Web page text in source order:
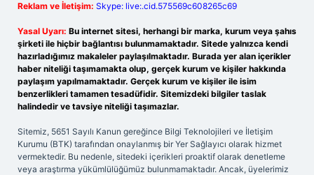
Reklam ve İletişim: Skype: live:.cid.575569c608265c69
Yasal Uyarı: Bu internet sitesi, herhangi bir marka, kurum veya şahıs
şirketi ile hiçbir bağlantısı bulunmamaktadır. Sitede yalnızca kendi
hazırladığımız makaleler paylaşılmaktadır. Burada yer alan içerikler
haber niteliği taşımamakta olup, gerçek kurum ve kişiler hakkında
paylaşım yapılmamaktadır. Gerçek kurum ve kişiler ile isim
benzerlikleri tamamen tesadüfidir. Sitemizdeki bilgiler taslak
halindedir ve tavsiye niteliği taşımazlar.
Sitemiz, 5651 Sayılı Kanun gereğince Bilgi Teknolojileri ve İletişim
Kurumu (BTK) tarafından onaylanmış bir Yer Sağlayıcı olarak hizmet
vermektedir. Bu nedenle, sitedeki içerikleri proaktif olarak denetleme
veya araştırma yükümlülüğümüz bulunmamaktadır. Ancak, üyelerimiz